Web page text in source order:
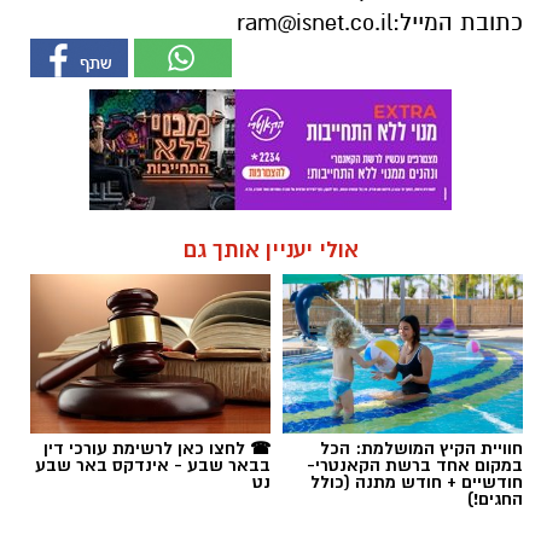
כתובת המייל:ram@isnet.co.il
אולי יעניין אותך גם
חוויית הקיץ המושלמת: הכל
במקום אחד ברשת הקאנטרי-
חודשיים + חודש מתנה (כולל
החגים!)
☎ לחצו כאן לרשימת עורכי דין
בבאר שבע - אינדקס באר שבע
נט